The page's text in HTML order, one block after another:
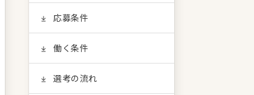
応募条件
働く条件
選考の流れ